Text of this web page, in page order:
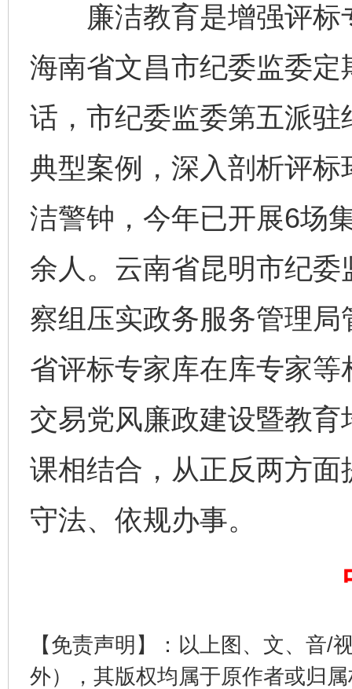
廉洁教育是增强评标
海南省文昌市纪委监委
话，市纪委监委第五派
典型案例，深入剖析评
洁警钟，今年已开展6场
余人。云南省昆明市纪
察组压实政务服务管理
省评标专家库在库专家
交易党风廉政建设暨教
课相结合，从正反两方面
守法、依规办事。
【免责声明】：以上图、文、音/
外），其版权均属于原作者或归
网上购药对药下症？
谢